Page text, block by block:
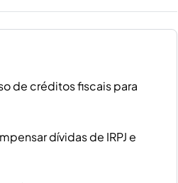
de créditos fiscais para
dívidas de IRPJ e